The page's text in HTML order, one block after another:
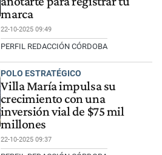
marca
22-10-2025 09:49
PERFIL REDACCIÓN CÓRDOBA
POLO ESTRATÉGICO
Villa María impulsa su
crecimiento con una
inversión vial de $75 mil
millones
22-10-2025 09:37